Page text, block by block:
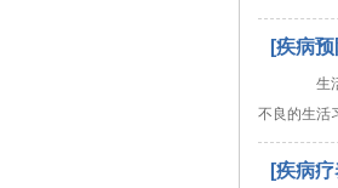
[疾病预
生活
不良的生活
[疾病疗